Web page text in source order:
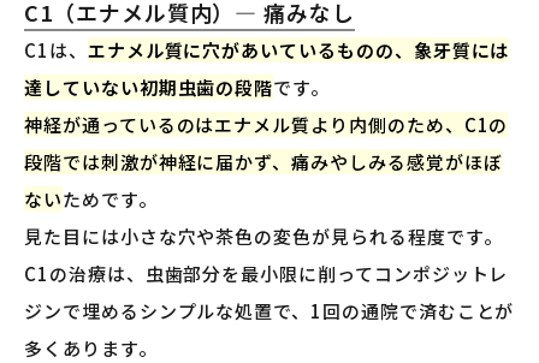
C1（エナメル質内）— 痛みなし
C1は、 エナメル質に穴があいているものの、象牙質には
達していない初期虫歯の段階です。
神経が通っているのはエナメル質より内側のため、C1の
段階では刺激が神経に届かず、痛みやしみる感覚がほぼ
ないためです。
見た目には小さな穴や茶色の変色が見られる程度です。
C1の治療は、虫歯部分を最小限に削ってコンポジットレ
ジンで埋めるシンプルな処置で、1回の通院で済むことが
多くあります。